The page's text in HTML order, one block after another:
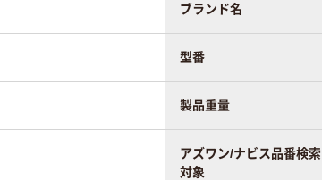
ブランド名
型番
製品重量
アズワン/ナビス品番検索
対象